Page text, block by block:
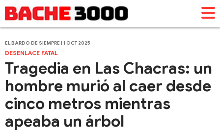
EL BARDO DE SIEMPRE | 1 OCT 2025
DESENLACE FATAL
Tragedia en Las Chacras: un
hombre murió al caer desde
cinco metros mientras
apeaba un árbol